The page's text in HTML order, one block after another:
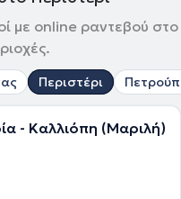
με online ραντεβού στο
Περιστέρι
- Καλλιόπη (Μαριλή)